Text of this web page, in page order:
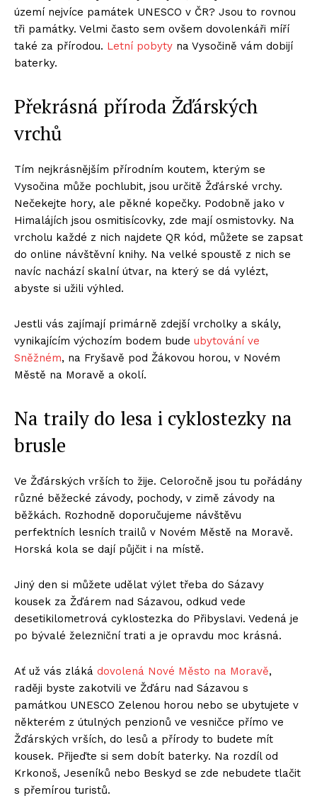
území nejvíce památek UNESCO v ČR? Jsou to rovnou
tři památky. Velmi často sem ovšem dovolenkáři míří
také za přírodou. Letní pobyty na Vysočině vám dobijí
baterky.
Překrásná příroda Žďárských
vrchů
Tím nejkrásnějším přírodním koutem, kterým se
Vysočina může pochlubit, jsou určitě Žďárské vrchy.
Nečekejte hory, ale pěkné kopečky. Podobně jako v
Himalájích jsou osmitisícovky, zde mají osmistovky. Na
vrcholu každé z nich najdete QR kód, můžete se zapsat
do online návštěvní knihy. Na velké spoustě z nich se
navíc nachází skalní útvar, na který se dá vylézt,
abyste si užili výhled.
Jestli vás zajímají primárně zdejší vrcholky a skály,
vynikajícím výchozím bodem bude ubytování ve
Sněžném, na Fryšavě pod Žákovou horou, v Novém
Městě na Moravě a okolí.
Na traily do lesa i cyklostezky na
brusle
Ve Žďárských vrších to žije. Celoročně jsou tu pořádány
různé běžecké závody, pochody, v zimě závody na
běžkách. Rozhodně doporučujeme návštěvu
perfektních lesních trailů v Novém Městě na Moravě.
Horská kola se dají půjčit i na místě.
Jiný den si můžete udělat výlet třeba do Sázavy
kousek za Žďárem nad Sázavou, odkud vede
desetikilometrová cyklostezka do Přibyslavi. Vedená je
po bývalé železniční trati a je opravdu moc krásná.
Ať už vás zláká dovolená Nové Město na Moravě,
raději byste zakotvili ve Žďáru nad Sázavou s
památkou UNESCO Zelenou horou nebo se ubytujete v
některém z útulných penzionů ve vesničce přímo ve
Žďárských vrších, do lesů a přírody to budete mít
kousek. Přijeďte si sem dobít baterky. Na rozdíl od
Krkonoš, Jeseníků nebo Beskyd se zde nebudete tlačit
s přemírou turistů.